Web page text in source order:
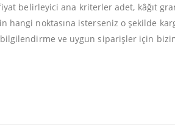
belirleyici ana kriterler adet, kâğıt
hangi noktasına isterseniz o şekilde
bilgilendirme ve uygun siparişler için